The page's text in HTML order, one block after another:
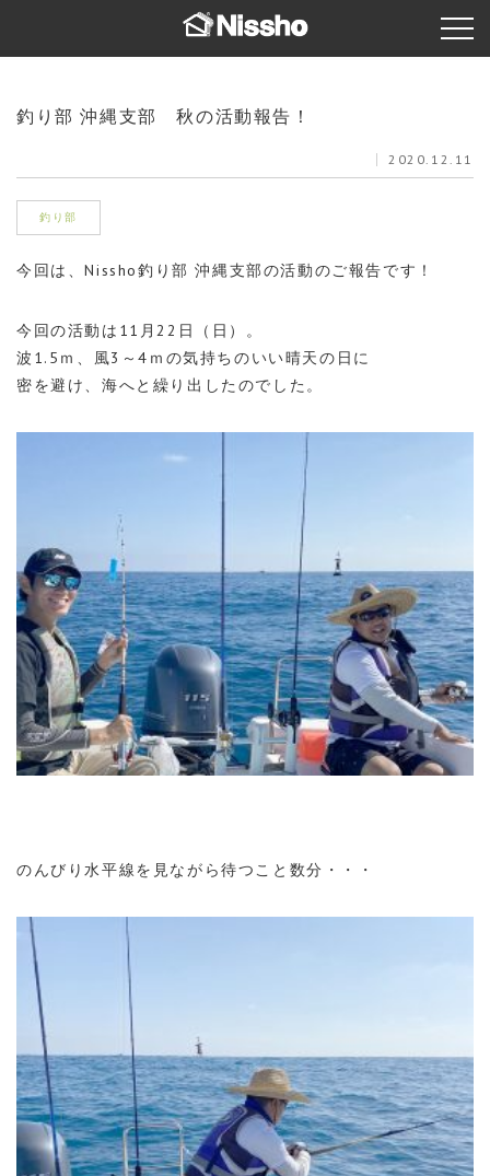
釣り部 沖縄支部 秋の活動報告！
2020.12.11
釣り部
今回は、Nissho釣り部 沖縄支部の活動のご報告です！
今回の活動は11月22日（日）。
波1.5ｍ、風3～4ｍの気持ちのいい晴天の日に
密を避け、海へと繰り出したのでした。
のんびり水平線を見ながら待つこと数分・・・